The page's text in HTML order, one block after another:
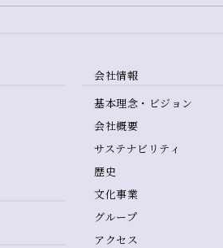
会社情報
基本理念・ビジョン
会社概要
サステナビリティ
歴史
文化事業
グループ
アクセス